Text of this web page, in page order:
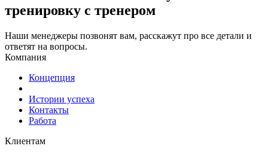
тренировку с тренером
Наши менеджеры позвонят вам, расскажут про все детали и
ответят на вопросы.
Компания
Концепция
Истории успеха
Контакты
Работа
Клиентам